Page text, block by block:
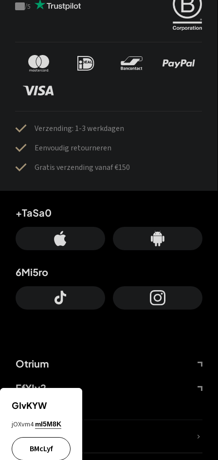
Trustpilot
/5
Verzending: 1-3 werkdagen
Eenvoudig retourneren
Gratis verzending vanaf €150
Otrium
FfYIy2
+TaSa0
6Mi5ro
KIjvtr
GIvKYW
jOXvm4 mI5M8K
BMcLyf